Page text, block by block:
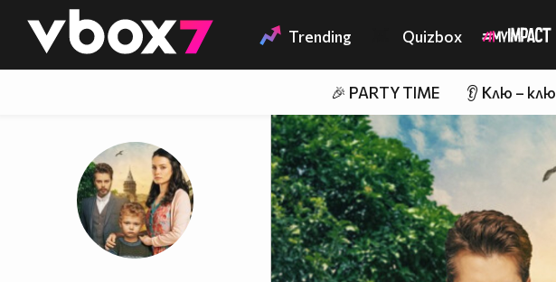
👾 Trending Quizbox
🎉 PARTY TIME 👂 Клю – клю